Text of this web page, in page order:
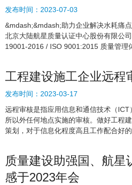
发布时间： 2023-07-03
&mdash;&mdash;助力企业解决水耗痛
北京大陆航星质量认证中心股份有限公
19001-2016 / ISO 9001:2015 质量管理
工程建设施工企业远程
发布时间： 2023-03-17
远程审核是指应用信息和通信技术（
所以外任何地点实施的审核。做好工程
策划，对于信息化程度高且工作配合好的
质量建设助强国、航星
感于2023年会